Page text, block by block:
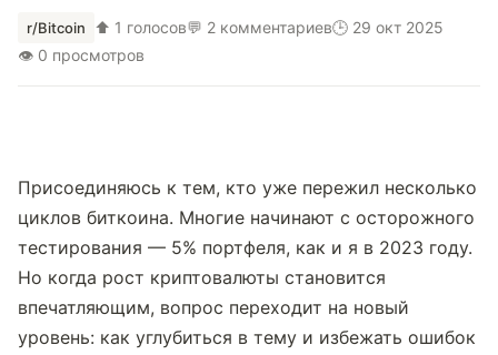
r/Bitcoin ⬆ 1 голосов💬 2 комментариев🕒 29 окт 2025
👁 0 просмотров
Присоединяюсь к тем, кто уже пережил несколько
циклов биткоина. Многие начинают с осторожного
тестирования — 5% портфеля, как и я в 2023 году.
Но когда рост криптовалюты становится
впечатляющим, вопрос переходит на новый
уровень: как углубиться в тему и избежать ошибок